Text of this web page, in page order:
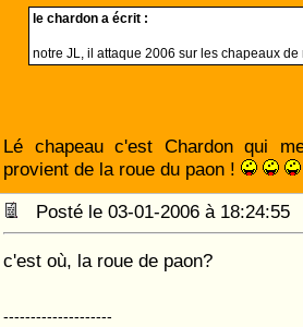
le chardon a écrit :
notre JL, il attaque 2006 sur les chapeaux
Lé chapeau c'est Chardon qui
provient de la roue du paon !
Posté le 03-01-2006 à
c'est où, la roue de paon?
--------------------